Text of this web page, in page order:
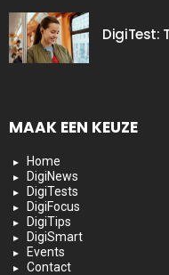
DigiTest:
MAAK EEN KEUZE
Home
DigiNews
DigiTests
DigiFocus
DigiTips
DigiSmart
Events
Contact